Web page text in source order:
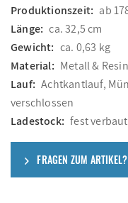
Produktionszeit: ab
Länge: ca. 32,5 cm
Gewicht: ca. 0,63 kg
Material: Metall & Resin
Lauf: Achtkantlauf,
verschlossen
Ladestock: fest verbaut
FRAGEN ZUM ARTIKEL?